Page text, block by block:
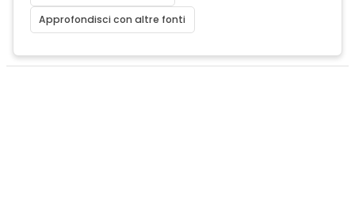
Approfondisci con altre fonti